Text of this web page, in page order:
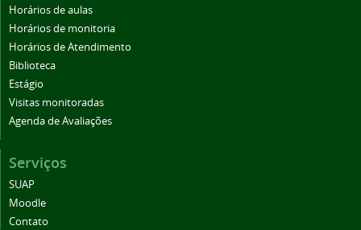
Horários de aulas
Horários de monitoria
Horários de Atendimento
Biblioteca
Estágio
Visitas monitoradas
Agenda de Avaliações
Serviços
SUAP
Moodle
Contato